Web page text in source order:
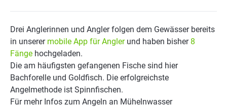
Drei Anglerinnen und Angler folgen dem Gewässer bereits
in unserer mobile App für Anglerund haben bisher 8
Fänge hochgeladen.
Die am häufigsten gefangenen Fische sind hier
Bachforelle und Goldfisch. Die erfolgreichste
Angelmethode ist Spinnfischen.
Für mehr Infos zum Angeln an Mühelnwasser